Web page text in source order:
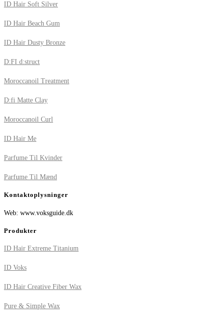
ID Hair Soft Silver
ID Hair Beach Gum
ID Hair Dusty Bronze
D:FI d:struct
Moroccanoil Treatment
D:fi Matte Clay
Moroccanoil Curl
ID Hair Me
Parfume Til Kvinder
Parfume Til Mænd
Kontaktoplysninger
Web: www.voksguide.dk
Produkter
ID Hair Extreme Titanium
ID Voks
ID Hair Creative Fiber Wax
Pure & Simple Wax